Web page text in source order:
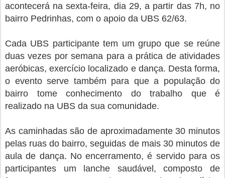
acontecerá na sexta-feira, dia 29, a partir das 7h, no
bairro Pedrinhas, com o apoio da UBS 62/63.
Cada UBS participante tem um grupo que se reúne
duas vezes por semana para a prática de atividades
aeróbicas, exercício localizado e dança. Desta forma,
o evento serve também para que a população do
bairro tome conhecimento do trabalho que é
realizado na UBS da sua comunidade.
As caminhadas são de aproximadamente 30 minutos
pelas ruas do bairro, seguidas de mais 30 minutos de
aula de dança. No encerramento, é servido para os
participantes um lanche saudável, composto de